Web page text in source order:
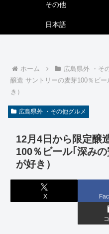
その他
日本語
ホーム 広島県外 ・そ
醸造 サントリーの麦芽100％ビ
き）
広島県外 ・その他グルメ
12月4日から限定醸
100％ビール｢深み
が好き）
X